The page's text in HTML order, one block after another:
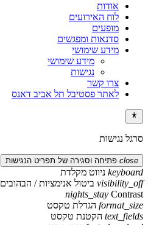
אודות
לוח האירועים
מופעים
סדנאות ומפגשים
מידע שימושי
מידע שימושי
נגישות
צרו קשר
לאתר פסטיבל תל אביב דאנס
סרגל נגישות
close פתיחה וסגירה של תפריט הנגישות
keyboard ניווט מקלדת
visibility_off ביטול אנימציות / הבהובים
nights_stay Contrast
format_size הגדלת טקסט
text_fields הקטנת טקסט